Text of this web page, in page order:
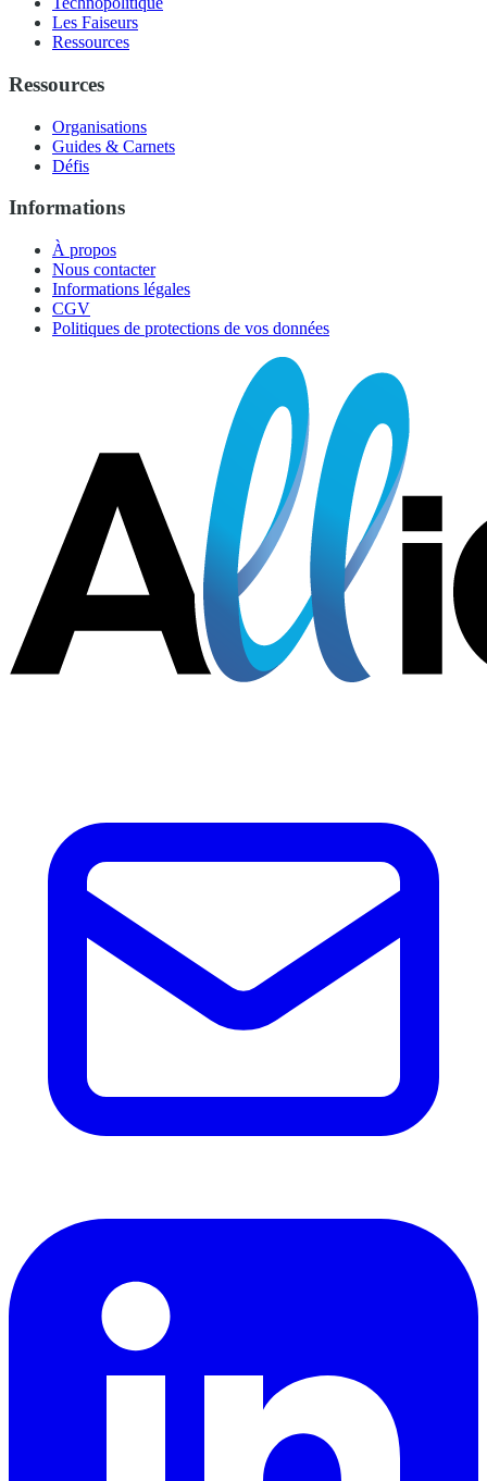
Les Faiseurs
Ressources
Ressources
Organisations
Guides & Carnets
Défis
Informations
À propos
Nous contacter
Informations légales
CGV
Politiques de protections de vos données